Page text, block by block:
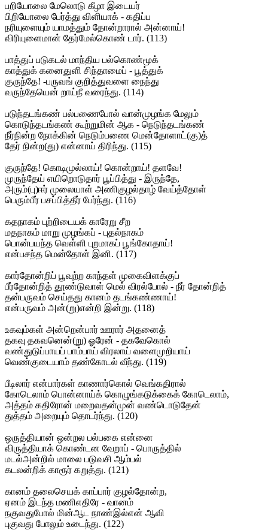
பறியோலை மேலொடு கீழா இடையர்
பிறியோலை பேர்த்து விளியாக் - கதிப்ப
நரியுளையும் யாமத்தும் தோன்றாரால் அன்னாய்!
விரியுளைமான் தேர்மேல்கொண் டார். (113)
பாத்துப் படுகடல் மாந்திய பல்கொண்மூக்
காத்துக் கனைதுளி சிந்தாமைப் - பூத்துக்
குருந்தே! -பருவங் குறித்துவளை நைந்து
வருந்தேயென் றாய்நீ வரைந்து. (114)
படுந்தடங்கண் பல்பணைபோல் வான்முழங்க மேலும்
கொடுந்தடங்கண் கூற்றுமின் ஆக - நெடுந்தடங்கண்
நீர்நின்ற நோக்கின் நெடும்பணை மென்தோளாட்(கு)த்
தேர் நின்ற(து) என்னாய் திரிந்து. (115)
குருந்தே! கொடிமுல்லாய்! கொன்றாய்! தளவே!
முருந்தேய் எயிறொடுதார் பூப்பித்து - இருந்தே,
அரும்(பு)ஈர் முலையாள் அணிகுழல்தாழ் வேய்த்தோள்
பெரும்பீர் பசப்பித்தீர் பேர்ந்து. (116)
கதநாகம் புற்றிடையக் காரேறு சீற
மதநாகம் மாறு முழங்கப் - புதல்நாகம்
பொன்பயந்த வெள்ளி புறமாகப் பூங்கோதாய்!
என்பசந்த மென்தோள் இனி. (117)
கார்தோன்றிப் பூவுற்ற காந்தள் முகைவிளக்குப்
பீர்தோன்றித் தூண்டுவாள் மெல் விரல்போல் - நீர் தோன்றித்
தன்பருவம் செய்தது கானம் தடங்கண்ணாய்!
என்பருவம் அன்(று)என்றி இன்று. (118)
உகவும்கள் அன்றென்பார் ஊரார் அதனைத்
தகவு தகவனென்(று) ஓரேன் - தகவேகொல்
வண்துடுப்பாயப் பாம்பாய் விரலாய் வளைமுறியாய்
வெண்குடையாம் தண்கோடல் வீந்து. (119)
பீடிலார் என்பார்கள் காணார்கொல் வெங்கதிரால்
கோடெலாம் பொன்னாய்க் கொழுங்கடுக்கைக் கோடெலாம்,
அத்தம் கதிரோன் மறைவதன்முன் வண்டொடுதேன்
துத்தம் அறையும் தொடர்ந்து. (120)
ஒருத்தியான் ஒன்றல பல்பகை என்னை
விருத்தியாக் கொண்டன வேறாப் - பொருத்தில்
மடல்அன்றில் மாலை படுவசி ஆம்பல்
கடலன்றிக் காரூர் கறுத்து. (121)
கானம் தலைசெயக் காப்பார் குழல்தோன்ற,
ஏனம் இடந்த மணிஎதிரே - வானம்
நகுவதுபோல் மின்ஆட நாண்இல்என் ஆவி
புகுவது போலும் உடைந்து. (122)